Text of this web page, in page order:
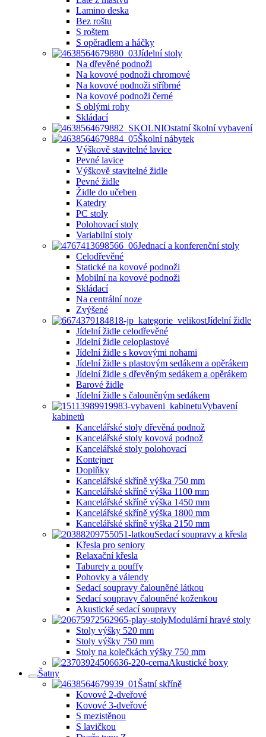
Lamino deska
Bez roštu
S roštem
S opěradlem a háčky
Jídelní stoly
Na dřevěné podnoži
Na kovové podnoži chromové
Na kovové podnoži stříbrné
Na kovové podnoži černé
S oblými rohy
Skládací
Ostatní školní vybavení
Školní nábytek
Výškově stavitelné lavice
Pevné lavice
Výškově stavitelné židle
Pevné židle
Židle do učeben
Katedry
PC stoly
Polohovací stoly
Variabilní stoly
Jednací a konferenční stoly
Celodřevěné
Statické na kovové podnoži
Mobilní na kovové podnoži
Skládací
Na centrální noze
Zvýšené
Jídelní židle
Jídelní židle celodřevěné
Jídelní židle celoplastové
Jídelní židle s kovovými nohami
Jídelní židle s plastovým sedákem a opěrákem
Jídelní židle s dřevěným sedákem a opěrákem
Barové židle
Jídelní židle s čalouněným sedákem
Vybavení
kabinetů
Kancelářské stoly dřevěná podnož
Kancelářské stoly kovová podnož
Kancelářské stoly polohovací
Kontejner
Doplňky
Kancelářské skříně výška 750 mm
Kancelářské skříně výška 1100 mm
Kancelářské skříně výška 1450 mm
Kancelářské skříně výška 1800 mm
Kancelářské skříně výška 2150 mm
Sedací soupravy a křesla
Křesla pro seniory
Relaxační křesla
Taburety a pouffy
Pohovky a válendy
Sedací soupravy čalouněné látkou
Sedací soupravy čalouněné koženkou
Akustické sedací soupravy
Modulární hravé stoly
Stoly výšky 520 mm
Stoly výšky 750 mm
Stoly na kolečkách výšky 750 mm
Akustické boxy
Šatny
Šatní skříně
Kovové 2-dveřové
Kovové 3-dveřové
S mezistěnou
S lavičkou